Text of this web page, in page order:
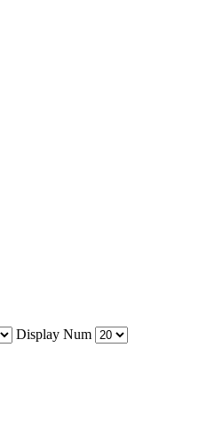
Display Num